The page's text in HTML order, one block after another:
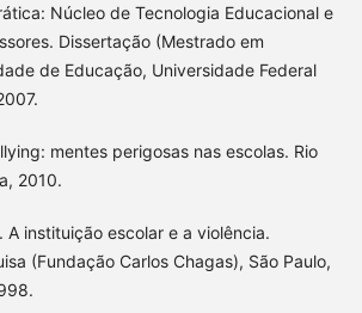
Núcleo de Tecnologia Educacional e
Dissertação (Mestrado em
de Educação, Universidade Federal
mentes perigosas nas escolas. Rio
2010.
A instituição escolar e a violência.
(Fundação Carlos Chagas), São Paulo,